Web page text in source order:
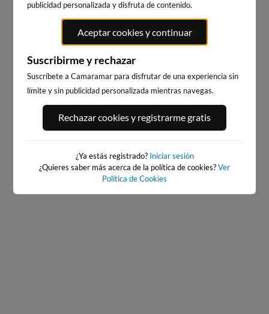
PLAYA DE EL RIS
15km · Arnuero
0.5 m CHOPI
publicidad personalizada y disfruta de contenido.
Aceptar cookies y continuar
Suscribirme y rechazar
Suscríbete a Camaramar para disfrutar de una experiencia sin
límite y sin publicidad personalizada mientras navegas.
Rechazar cookies y registrarme gratis
¿Ya estás registrado? Iniciar sesión
¿Quieres saber más acerca de la política de cookies?Ver
Política de Cookies